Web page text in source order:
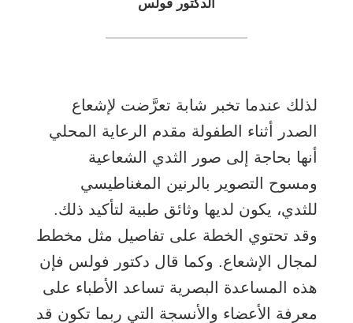
الدكتور فولس
لذلك عندما تخبر شابة تعرَّضت لإشعاع
الصدر أثناء الطفولة مقدم الرعاية المحلي
أنها بحاجة إلى صور الثدي الشعاعية
ومسوح التصوير بالرنين المغناطيسي
للثدي، يكون لديها وثائق طبية لتأكيد ذلك.
وقد تحتوي الخطة على تفاصيل مثل مخطط
لمجال الإشعاع. وكما قال دكتور فولس فإن
هذه المساعدة البصرية تساعد الأطباء على
معرفة الأعضاء والأنسجة التي ربما تكون قد